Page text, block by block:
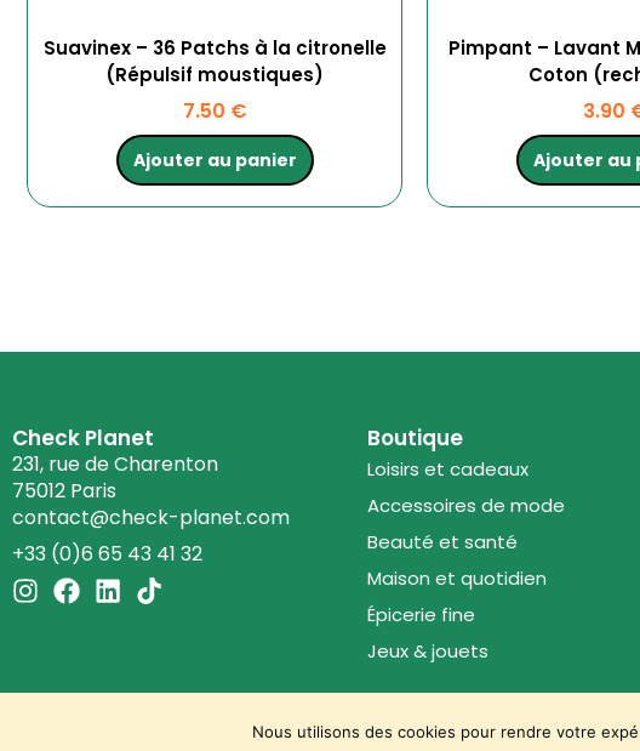
Suavinex – 36 Patchs à la citronelle
(Répulsif moustiques)
7.50 €
Ajouter au panier
Pimpant – Lavant
Coton
3.90
Ajouter au
Check Planet
231, rue de Charenton
75012 Paris
contact@check-planet.com
+33 (0)6 65 43 41 32
I
n
a
F
a
b
L
i
e
T
i
o
Boutique
Loisirs et cadeaux
Accessoires de mode
Beauté et santé
Maison et quotidien
Épicerie fine
Jeux & jouets
Nous utilisons des cookies pour rendre votre